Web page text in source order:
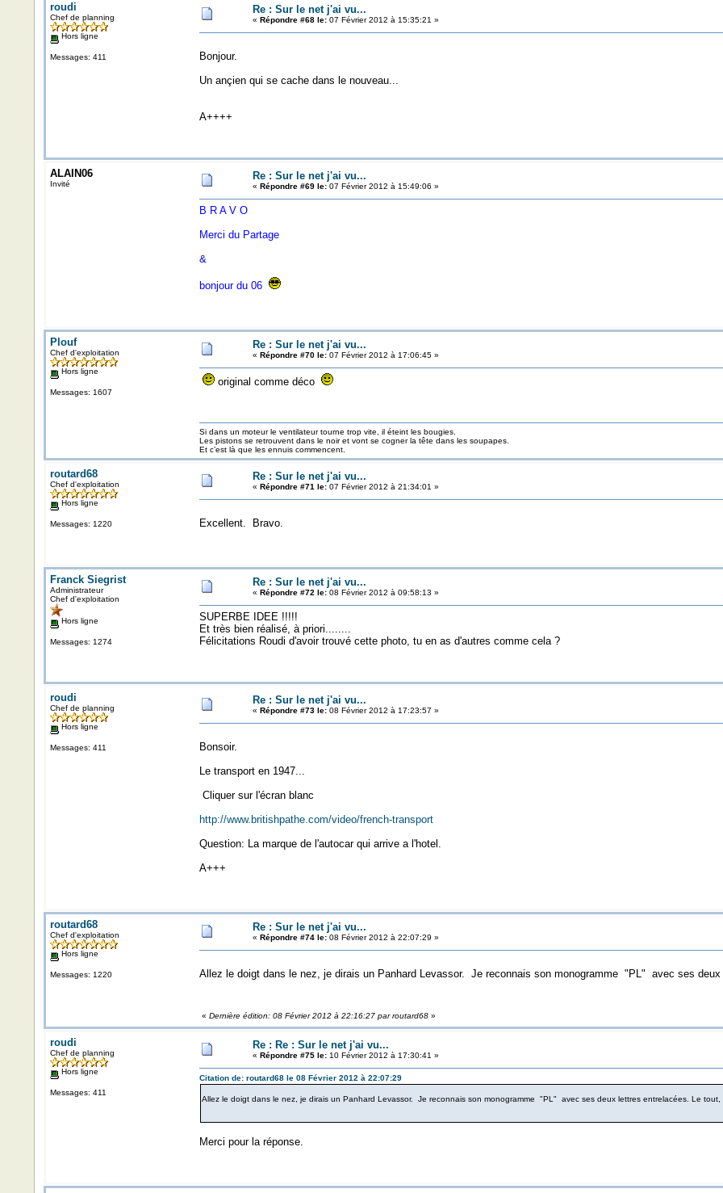
roudi
Chef de planning
Hors ligne
Messages: 411
Re : Sur le net j'ai vu...
« Répondre #68 le:07 Février 2012 à 15:35:21 »
Bonjour.
Un ançien qui se cache dans le nouveau...
A++++
ALAIN06
Invité
Re : Sur le net j'ai vu...
« Répondre #69 le:07 Février 2012 à 15:49:06 »
B R A V O
Merci du Partage
&
bonjour du 06
Plouf
Chef d'exploitation
Hors ligne
Messages: 1607
Re : Sur le net j'ai vu...
« Répondre #70 le:07 Février 2012 à 17:06:45 »
original comme déco
Si dans un moteur le ventilateur tourne trop vite, il éteint les bougies.
Les pistons se retrouvent dans le noir et vont se cogner la tête dans les soupapes.
Et c’est là que les ennuis commencent.
routard68
Chef d'exploitation
Hors ligne
Messages: 1220
Re : Sur le net j'ai vu...
« Répondre #71 le:07 Février 2012 à 21:34:01 »
Excellent. Bravo.
Franck Siegrist
Administrateur
Chef d'exploitation
Hors ligne
Messages: 1274
Re : Sur le net j'ai vu...
« Répondre #72 le:08 Février 2012 à 09:58:13 »
SUPERBE IDEE !!!!!
Et très bien réalisé, à priori........
Félicitations Roudi d'avoir trouvé cette photo, tu en as d'autres comme cela ?
roudi
Chef de planning
Hors ligne
Messages: 411
Re : Sur le net j'ai vu...
« Répondre #73 le:08 Février 2012 à 17:23:57 »
Bonsoir.
Le transport en 1947...
Cliquer sur l'écran blanc
http://www.britishpathe.com/video/french-transport
Question: La marque de l'autocar qui arrive a l'hotel.
A+++
routard68
Chef d'exploitation
Hors ligne
Messages: 1220
Re : Sur le net j'ai vu...
« Répondre #74 le:08 Février 2012 à 22:07:29 »
Allez le doigt dans le nez, je dirais un Panhard Levassor. Je reconnais son monogramme "PL" avec ses
« Dernière édition: 08 Février 2012 à 22:16:27 par routard68»
roudi
Chef de planning
Hors ligne
Messages: 411
Re : Re : Sur le net j'ai vu...
« Répondre #75 le:10 Février 2012 à 17:30:41 »
Citation de: routard68 le 08 Février 2012 à 22:07:29
Allez le doigt dans le nez, je dirais un Panhard Levassor. Je reconnais son monogramme "PL" avec ses deux lettres entrelacées. Le tout,
Merci pour la réponse.